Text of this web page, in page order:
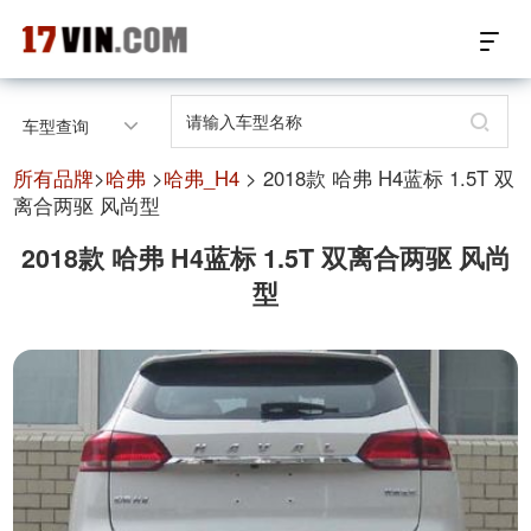
17VIN车架号查询首页
汽配数据开放接口
汽配产品车型适配
汽配产品电子目录
微信群智能客服
个性化私人定制
车型查询
所有品牌>哈弗 >哈弗_H4 > 2018款 哈弗 H4蓝标 1.5T 双
离合两驱 风尚型
2018款 哈弗 H4蓝标 1.5T 双离合两驱 风尚
型